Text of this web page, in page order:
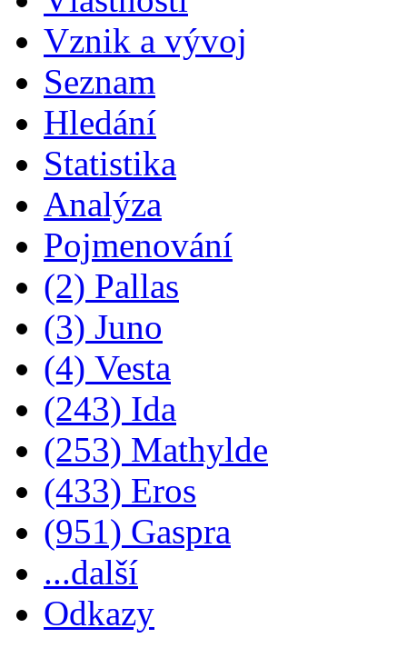
Vznik a vývoj
Seznam
Hledání
Statistika
Analýza
Pojmenování
(2) Pallas
(3) Juno
(4) Vesta
(243) Ida
(253) Mathylde
(433) Eros
(951) Gaspra
...další
Odkazy